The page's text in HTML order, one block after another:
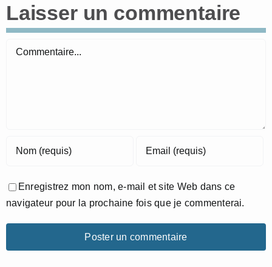
Laisser un commentaire
Commentaire
Enregistrez mon nom, e-mail et site Web dans ce
navigateur pour la prochaine fois que je commenterai.